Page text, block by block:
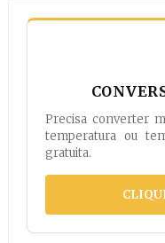
Precisa converter
temperatura ou
gratuita.